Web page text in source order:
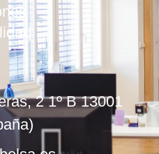
2 1º B 13001